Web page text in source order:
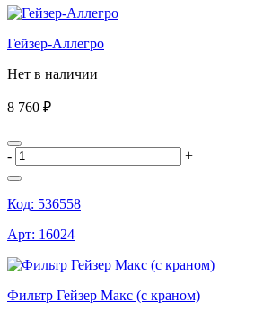
Гейзер-Аллегро
Нет в наличии
8 760 ₽
- +
Код: 536558
Арт: 16024
Фильтр Гейзер Макс (с краном)